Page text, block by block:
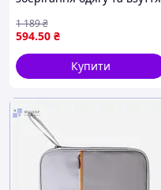
для речей 8856
594.50 ₴
1 189₴
Купити